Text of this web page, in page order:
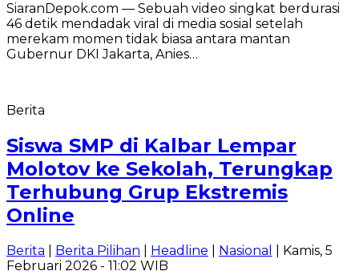
SiaranDepok.com — Sebuah video singkat berdurasi
46 detik mendadak viral di media sosial setelah
merekam momen tidak biasa antara mantan
Gubernur DKI Jakarta, Anies…
Berita
Siswa SMP di Kalbar Lempar
Molotov ke Sekolah, Terungkap
Terhubung Grup Ekstremis
Online
Berita Berita Pilihan Headline Nasional
| Kamis, 5
Februari 2026 - 11:02 WIB